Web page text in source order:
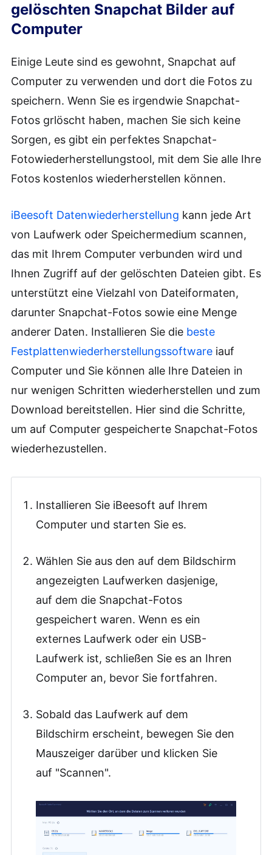
gelöschten Snapchat Bilder auf
Computer
Einige Leute sind es gewohnt, Snapchat auf
Computer zu verwenden und dort die Fotos zu
speichern. Wenn Sie es irgendwie Snapchat-
Fotos grlöscht haben, machen Sie sich keine
Sorgen, es gibt ein perfektes Snapchat-
Fotowiederherstellungstool, mit dem Sie alle Ihre
Fotos kostenlos wiederherstellen können.
iBeesoft Datenwiederherstellung kann jede Art
von Laufwerk oder Speichermedium scannen,
das mit Ihrem Computer verbunden wird und
Ihnen Zugriff auf der gelöschten Dateien gibt. Es
unterstützt eine Vielzahl von Dateiformaten,
darunter Snapchat-Fotos sowie eine Menge
anderer Daten. Installieren Sie die beste
Festplattenwiederherstellungssoftwareiauf
Computer und Sie können alle Ihre Dateien in
nur wenigen Schritten wiederherstellen und zum
Download bereitstellen. Hier sind die Schritte,
um auf Computer gespeicherte Snapchat-Fotos
wiederhezustellen.
Installieren Sie iBeesoft auf Ihrem
Computer und starten Sie es.
Wählen Sie aus den auf dem Bildschirm
angezeigten Laufwerken dasjenige,
auf dem die Snapchat-Fotos
gespeichert waren. Wenn es ein
externes Laufwerk oder ein USB-
Laufwerk ist, schließen Sie es an Ihren
Computer an, bevor Sie fortfahren.
Sobald das Laufwerk auf dem
Bildschirm erscheint, bewegen Sie den
Mauszeiger darüber und klicken Sie
auf "Scannen".